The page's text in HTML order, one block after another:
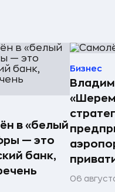
в «белый
— это
банк,
Бизнес
06